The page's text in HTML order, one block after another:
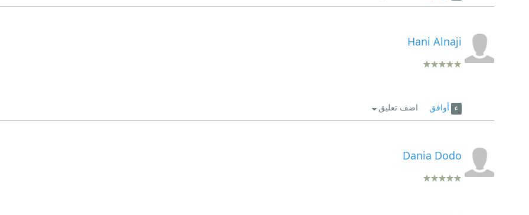
Hani Alnaji
أوافق اضف تعليق
Dania Dodo